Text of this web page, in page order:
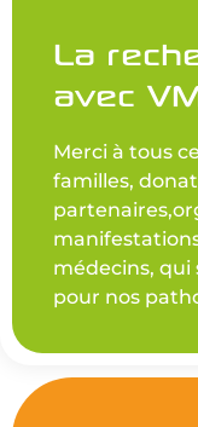
La
avec
Merci à tous
familles,
médecins, qui
pour nos